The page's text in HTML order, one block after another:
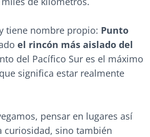
tiene nombre propio: Punto
el rincón más aislado del
del Pacífico Sur es el máximo
significa estar realmente
pensar en lugares así
curiosidad, sino también